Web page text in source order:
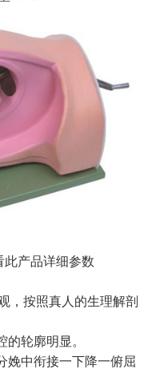
此产品详细参数
，按照真人的生理解剖
轮廓明显。
娩中衔接一下降一俯屈